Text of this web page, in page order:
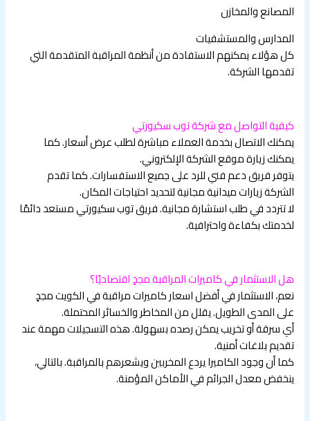
المصانع والمخازن
المدارس والمستشفيات
كل هؤلاء يمكنهم الاستفادة من أنظمة المراقبة المتقدمة التي
تقدمها الشركة.
كيفية التواصل مع شركة توب سكيورتي
يمكنك الاتصال بخدمة العملاء مباشرة لطلب عرض أسعار. كما
يمكنك زيارة موقع الشركة الإلكتروني.
يتوفر فريق دعم فني للرد على جميع الاستفسارات. كما تقدم
الشركة زيارات ميدانية مجانية لتحديد احتياجات المكان.
لا تتردد في طلب استشارة مجانية. فريق توب سكيورتي مستعد دائمًا
لخدمتك بكفاءة واحترافية.
هل الاستثمار في كاميرات المراقبة مجدٍ اقتصاديًا؟
نعم، الاستثمار في أفضل اسعار كاميرات مراقبة في الكويت مجدٍ
على المدى الطويل. يقلل من المخاطر والخسائر المحتملة.
أي سرقة أو تخريب يمكن رصده بسهولة. هذه التسجيلات مهمة عند
تقديم بلاغات أمنية.
كما أن وجود الكاميرا يردع المخربين ويشعرهم بالمراقبة. بالتالي،
ينخفض معدل الجرائم في الأماكن المؤمنة.